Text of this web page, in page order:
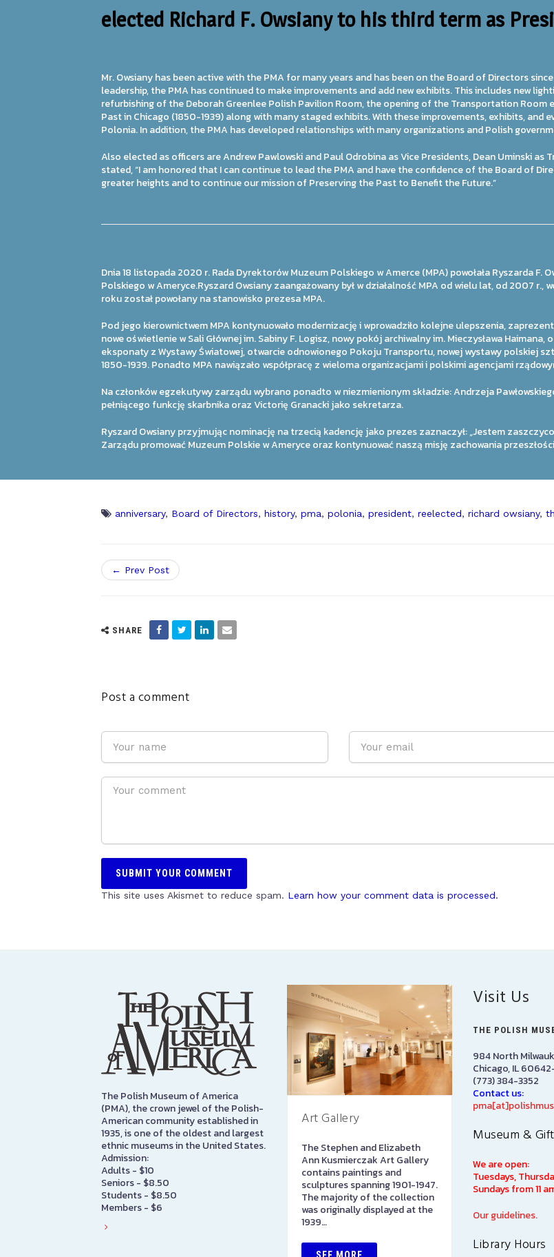
elected Richard F. Owsiany to his third term as
Mr. Owsiany has been active with the PMA for many years and has been on the Board of Directors
leadership, the PMA has continued to make improvements and add new exhibits. This includes new
refurbishing of the Deborah Greenlee Polish Pavilion Room, the opening of the Transportation Room
Past in Chicago (1850-1939) along with many staged exhibits. With these improvements, exhibits, and
Polonia. In addition, the PMA has developed relationships with many organizations and Polish
Also elected as officers are Andrew Pawlowski and Paul Odrobina as Vice Presidents, Dean Uminski as
stated, “I am honored that I can continue to lead the PMA and have the confidence of the Board of
greater heights and to continue our mission of Preserving the Past to Benefit the Future.”
Dnia 18 listopada 2020 r. Rada Dyrektorów Muzeum Polskiego w Amerce (MPA) powołała Ryszarda
Polskiego w Ameryce.Ryszard Owsiany zaangażowany był w działalność MPA od wielu lat, od 2007 r.,
roku został powołany na stanowisko prezesa MPA.
Pod jego kierownictwem MPA kontynuowało modernizację i wprowadziło kolejne ulepszenia,
nowe oświetlenie w Sali Głównej im. Sabiny F. Logisz, nowy pokój archiwalny im. Mieczysława
eksponaty z Wystawy Światowej, otwarcie odnowionego Pokoju Transportu, nowej wystawy polskiej
1850-1939. Ponadto MPA nawiązało współpracę z wieloma organizacjami i polskimi agencjami
Na członków egzekutywy zarządu wybrano ponadto w niezmienionym składzie: Andrzeja
pełniącego funkcję skarbnika oraz Victorię Granacki jako sekretarza.
Ryszard Owsiany przyjmując nominację na trzecią kadencję jako prezes zaznaczył: „Jestem
Zarządu promować Muzeum Polskie w Ameryce oraz kontynuować naszą misję zachowania
anniversary, Board of Directors, history, pma, polonia, president, reelected, richard owsiany,
← Prev Post
SHARE
Post a comment
This site uses Akismet to reduce spam. Learn how your comment data is processed.
The Polish Museum of America
(PMA), the crown jewel of the Polish-
American community established in
1935, is one of the oldest and largest
ethnic museums in the United States.
Admission:
Adults - $10
Seniors - $8.50
Students - $8.50
Members - $6
Art Gallery
The Stephen and Elizabeth
Ann Kusmierczak Art Gallery
contains paintings and
sculptures spanning 1901-1947.
The majority of the collection
was originally displayed at the
1939…
on the first
in to pay
here you will
from…
Visit Us
THE POLISH
984 North
Chicago, IL
(773) 384-3352
Contact us:
Museum &
We are open:
Tuesdays,
Sundays from 11
Our guidelines.
Library Hours